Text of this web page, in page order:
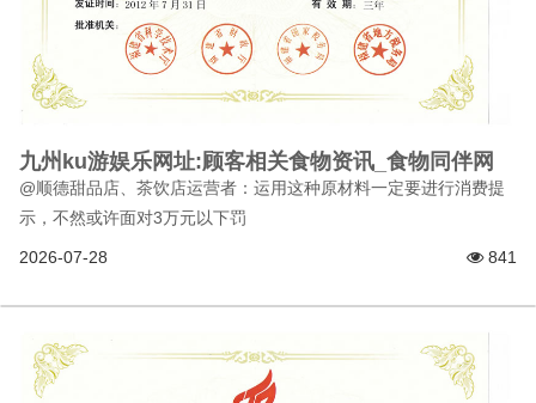
九州ku游娱乐网址:顾客相关食物资讯_食物同伴网
@顺德甜品店、茶饮店运营者：运用这种原材料一定要进行消费提
示，不然或许面对3万元以下罚
2026-07-28 841